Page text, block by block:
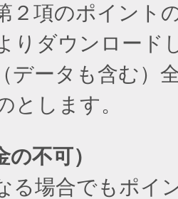
２項のポイント
りダウンロード
データも含む）
とします。
不可）
る場合でもポイ